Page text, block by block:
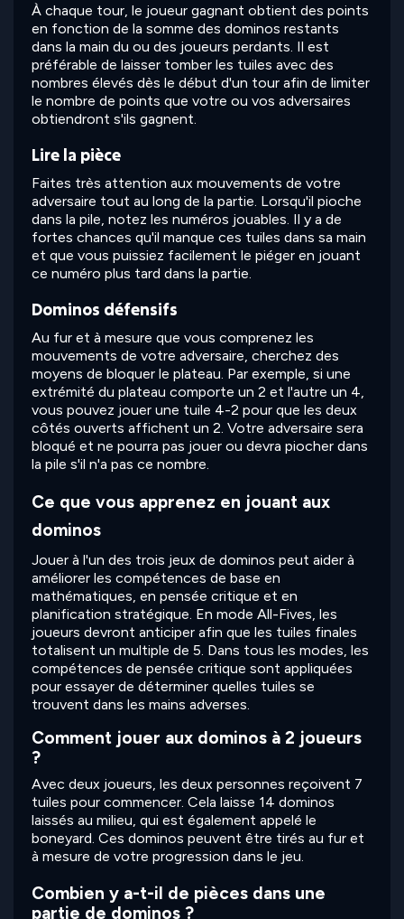
À chaque tour, le joueur gagnant obtient des points
en fonction de la somme des dominos restants
dans la main du ou des joueurs perdants. Il est
préférable de laisser tomber les tuiles avec des
nombres élevés dès le début d'un tour afin de limiter
le nombre de points que votre ou vos adversaires
obtiendront s'ils gagnent.
Lire la pièce
Faites très attention aux mouvements de votre
adversaire tout au long de la partie. Lorsqu'il pioche
dans la pile, notez les numéros jouables. Il y a de
fortes chances qu'il manque ces tuiles dans sa main
et que vous puissiez facilement le piéger en jouant
ce numéro plus tard dans la partie.
Dominos défensifs
Au fur et à mesure que vous comprenez les
mouvements de votre adversaire, cherchez des
moyens de bloquer le plateau. Par exemple, si une
extrémité du plateau comporte un 2 et l'autre un 4,
vous pouvez jouer une tuile 4-2 pour que les deux
côtés ouverts affichent un 2. Votre adversaire sera
bloqué et ne pourra pas jouer ou devra piocher dans
la pile s'il n'a pas ce nombre.
Ce que vous apprenez en jouant aux
dominos
Jouer à l'un des trois jeux de dominos peut aider à
améliorer les compétences de base en
mathématiques, en pensée critique et en
planification stratégique. En mode All-Fives, les
joueurs devront anticiper afin que les tuiles finales
totalisent un multiple de 5. Dans tous les modes, les
compétences de pensée critique sont appliquées
pour essayer de déterminer quelles tuiles se
trouvent dans les mains adverses.
Comment jouer aux dominos à 2 joueurs
?
Avec deux joueurs, les deux personnes reçoivent 7
tuiles pour commencer. Cela laisse 14 dominos
laissés au milieu, qui est également appelé le
boneyard. Ces dominos peuvent être tirés au fur et
à mesure de votre progression dans le jeu.
Combien y a-t-il de pièces dans une
partie de dominos ?